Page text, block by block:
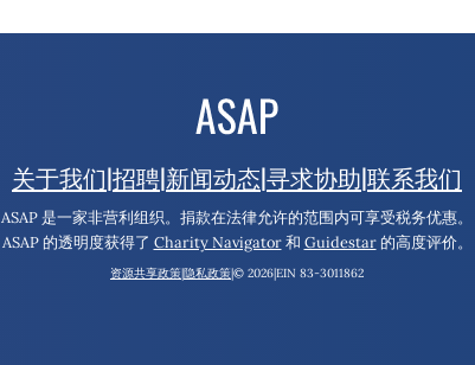
关于我们|招聘|新闻动态|寻求协助|联系我们
ASAP 是一家非营利组织。捐款在法律允许的范围内可享受税务优惠。
ASAP 的透明度获得了 Charity Navigator和 Guidestar的高度评价。
资源共享政策|隐私政策|© 2026|EIN 83-3011862